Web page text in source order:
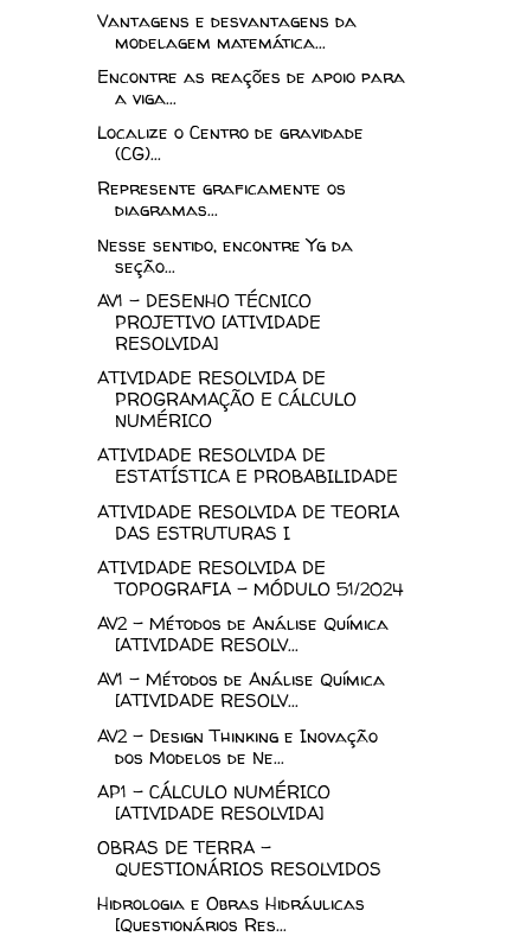
Vantagens e desvantagens da
modelagem matemática...
Encontre as reações de apoio para
a viga...
Localize o Centro de gravidade
(CG)...
Represente graficamente os
diagramas...
Nesse sentido, encontre Yg da
seção...
AV1 - DESENHO TÉCNICO
PROJETIVO [ATIVIDADE
RESOLVIDA]
ATIVIDADE RESOLVIDA DE
PROGRAMAÇÃO E CÁLCULO
NUMÉRICO
ATIVIDADE RESOLVIDA DE
ESTATÍSTICA E PROBABILIDADE
ATIVIDADE RESOLVIDA DE TEORIA
DAS ESTRUTURAS I
ATIVIDADE RESOLVIDA DE
TOPOGRAFIA – MÓDULO 51/2024
AV2 - Métodos de Análise Química
[ATIVIDADE RESOLV...
AV1 - Métodos de Análise Química
[ATIVIDADE RESOLV...
AV2 - Design Thinking e Inovação
dos Modelos de Ne...
AP1 - CÁLCULO NUMÉRICO
[ATIVIDADE RESOLVIDA]
OBRAS DE TERRA -
QUESTIONÁRIOS RESOLVIDOS
Hidrologia e Obras Hidráulicas
[Questionários Res...